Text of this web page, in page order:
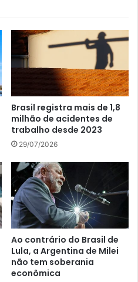
Brasil registra mais de 1,8
milhão de acidentes de
trabalho desde 2023
29/07/2026
Ao contrário do Brasil de
Lula, a Argentina de Milei
não tem soberania
econômica